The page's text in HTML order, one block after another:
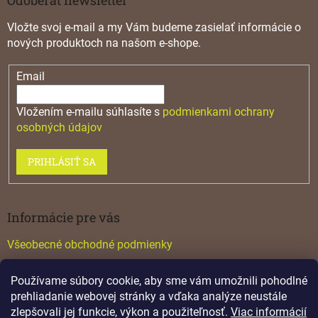
Používame súbory cookie, aby sme vám umožnili pohodlné
prehliadanie webovej stránky a vďaka analýze neustále
zlepšovali jej funkcie, výkon a použiteľnosť. Viac informácií
Vložte svoj e-mail a my Vám budeme zasielať informácie o
nových produktoch na našom e-shope.
Email
Vložením e-mailu súhlasíte s podmienkami ochrany
osobných údajov
PRIHLÁSIŤ SA
Informácie pre vás
Všeobecné obchodné podmienky
Katalógy